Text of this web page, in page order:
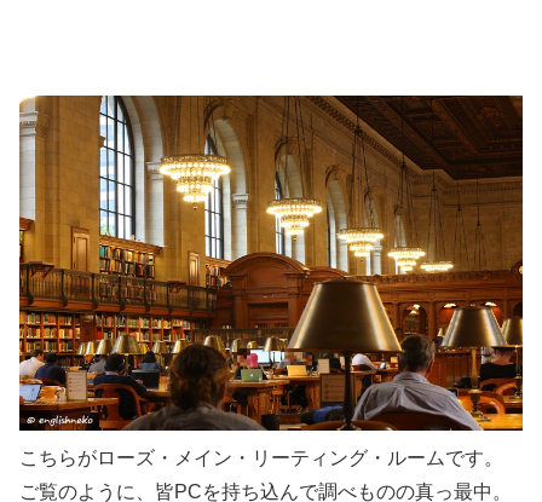
こちらがローズ・メイン・リーティング・ルームです。
ご覧のように、皆PCを持ち込んで調べものの真っ最中。